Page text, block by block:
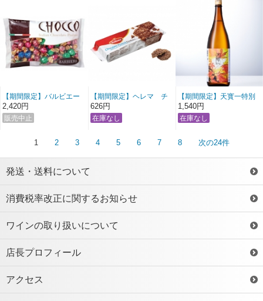
【期間限定】バルビエー
リ アソートチョコレート
2,420円
【期間限定】ヘレマ チ
ョコレート ピーナッツク
ッキー
626円
【期間限定】天寳一特別
栽培米 八反錦純吟 秋上り
冷詰 720ml
1,540円
1 2 3 4 5 6 7 8 次の24件
発送・送料について
消費税率改正に関するお知らせ
ワインの取り扱いについて
店長プロフィール
アクセス